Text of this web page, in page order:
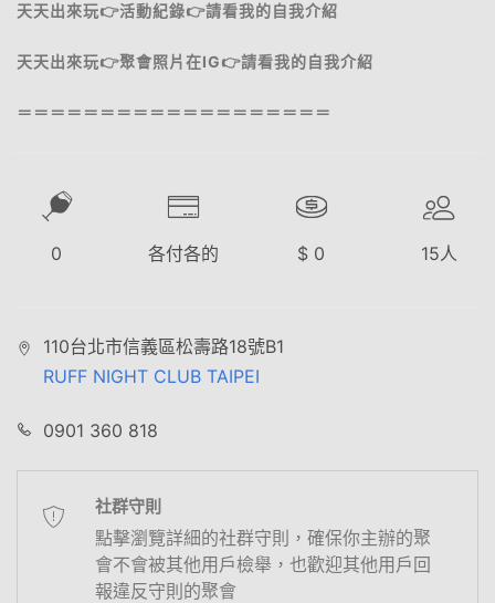
天天出來玩👉活動紀錄👉請看我的自我介紹
天天出來玩👉聚會照片在IG👉請看我的自我介紹
＝＝＝＝＝＝＝＝＝＝＝＝＝＝＝＝＝＝＝
0 各付各的 $ 0 15人
110台北市信義區松壽路18號B1
RUFF NIGHT CLUB TAIPEI
0901 360 818
社群守則
點擊瀏覽詳細的社群守則，確保你主辦的聚
會不會被其他用戶檢舉，也歡迎其他用戶回
報違反守則的聚會